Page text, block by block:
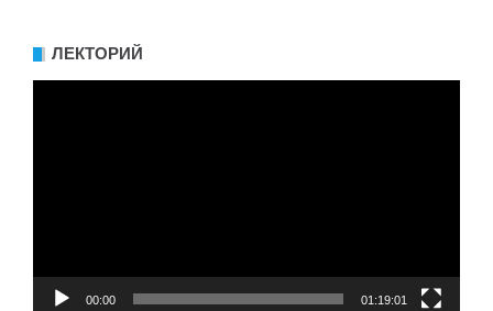
ЛЕКТОРИЙ
00:00 01:19:01